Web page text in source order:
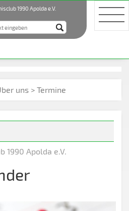
1990 Apolda e.V.
uns > Termine
1990 Apolda e.V.